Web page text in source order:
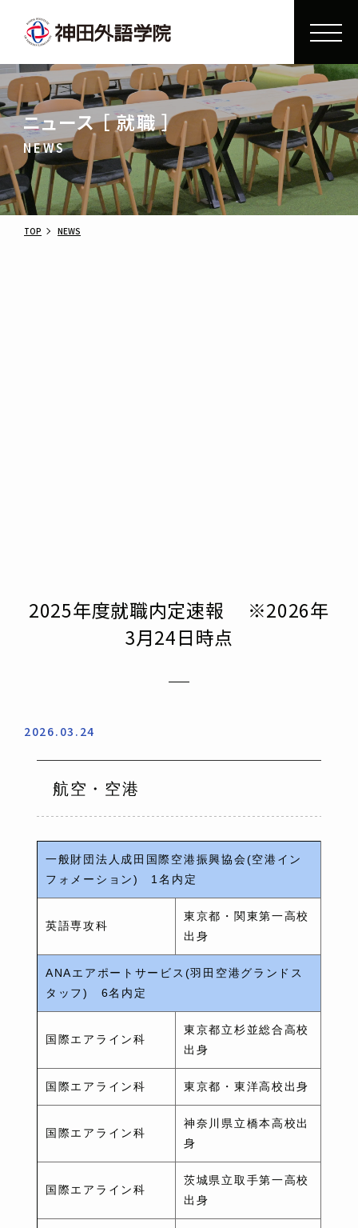
ニュース ［ 就職 ］
NEWS
TOP NEWS
2025年度就職内定速報 ※2026年
3月24日時点
2026.03.24
航空・空港
一般財団法人成田国際空港振興協会(空港イン
フォメーション) 1名内定
英語専攻科
東京都・関東第一高校
出身
ANAエアポートサービス(羽田空港グランドス
タッフ) 6名内定
国際エアライン科
東京都立杉並総合高校
出身
国際エアライン科 東京都・東洋高校出身
国際エアライン科
神奈川県立橋本高校出
身
国際エアライン科
茨城県立取手第一高校
出身